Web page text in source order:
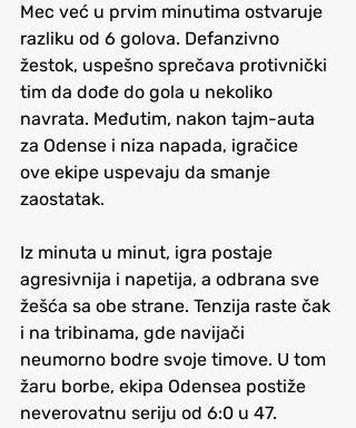
Mec već u prvim minutima ostvaruje
razliku od 6 golova. Defanzivno
žestok, uspešno sprečava protivnički
tim da dođe do gola u nekoliko
navrata. Međutim, nakon tajm-auta
za Odense i niza napada, igračice
ove ekipe uspevaju da smanje
zaostatak.
Iz minuta u minut, igra postaje
agresivnija i napetija, a odbrana sve
žešća sa obe strane. Tenzija raste čak
i na tribinama, gde navijači
neumorno bodre svoje timove. U tom
žaru borbe, ekipa Odensea postiže
neverovatnu seriju od 6:0 u 47.